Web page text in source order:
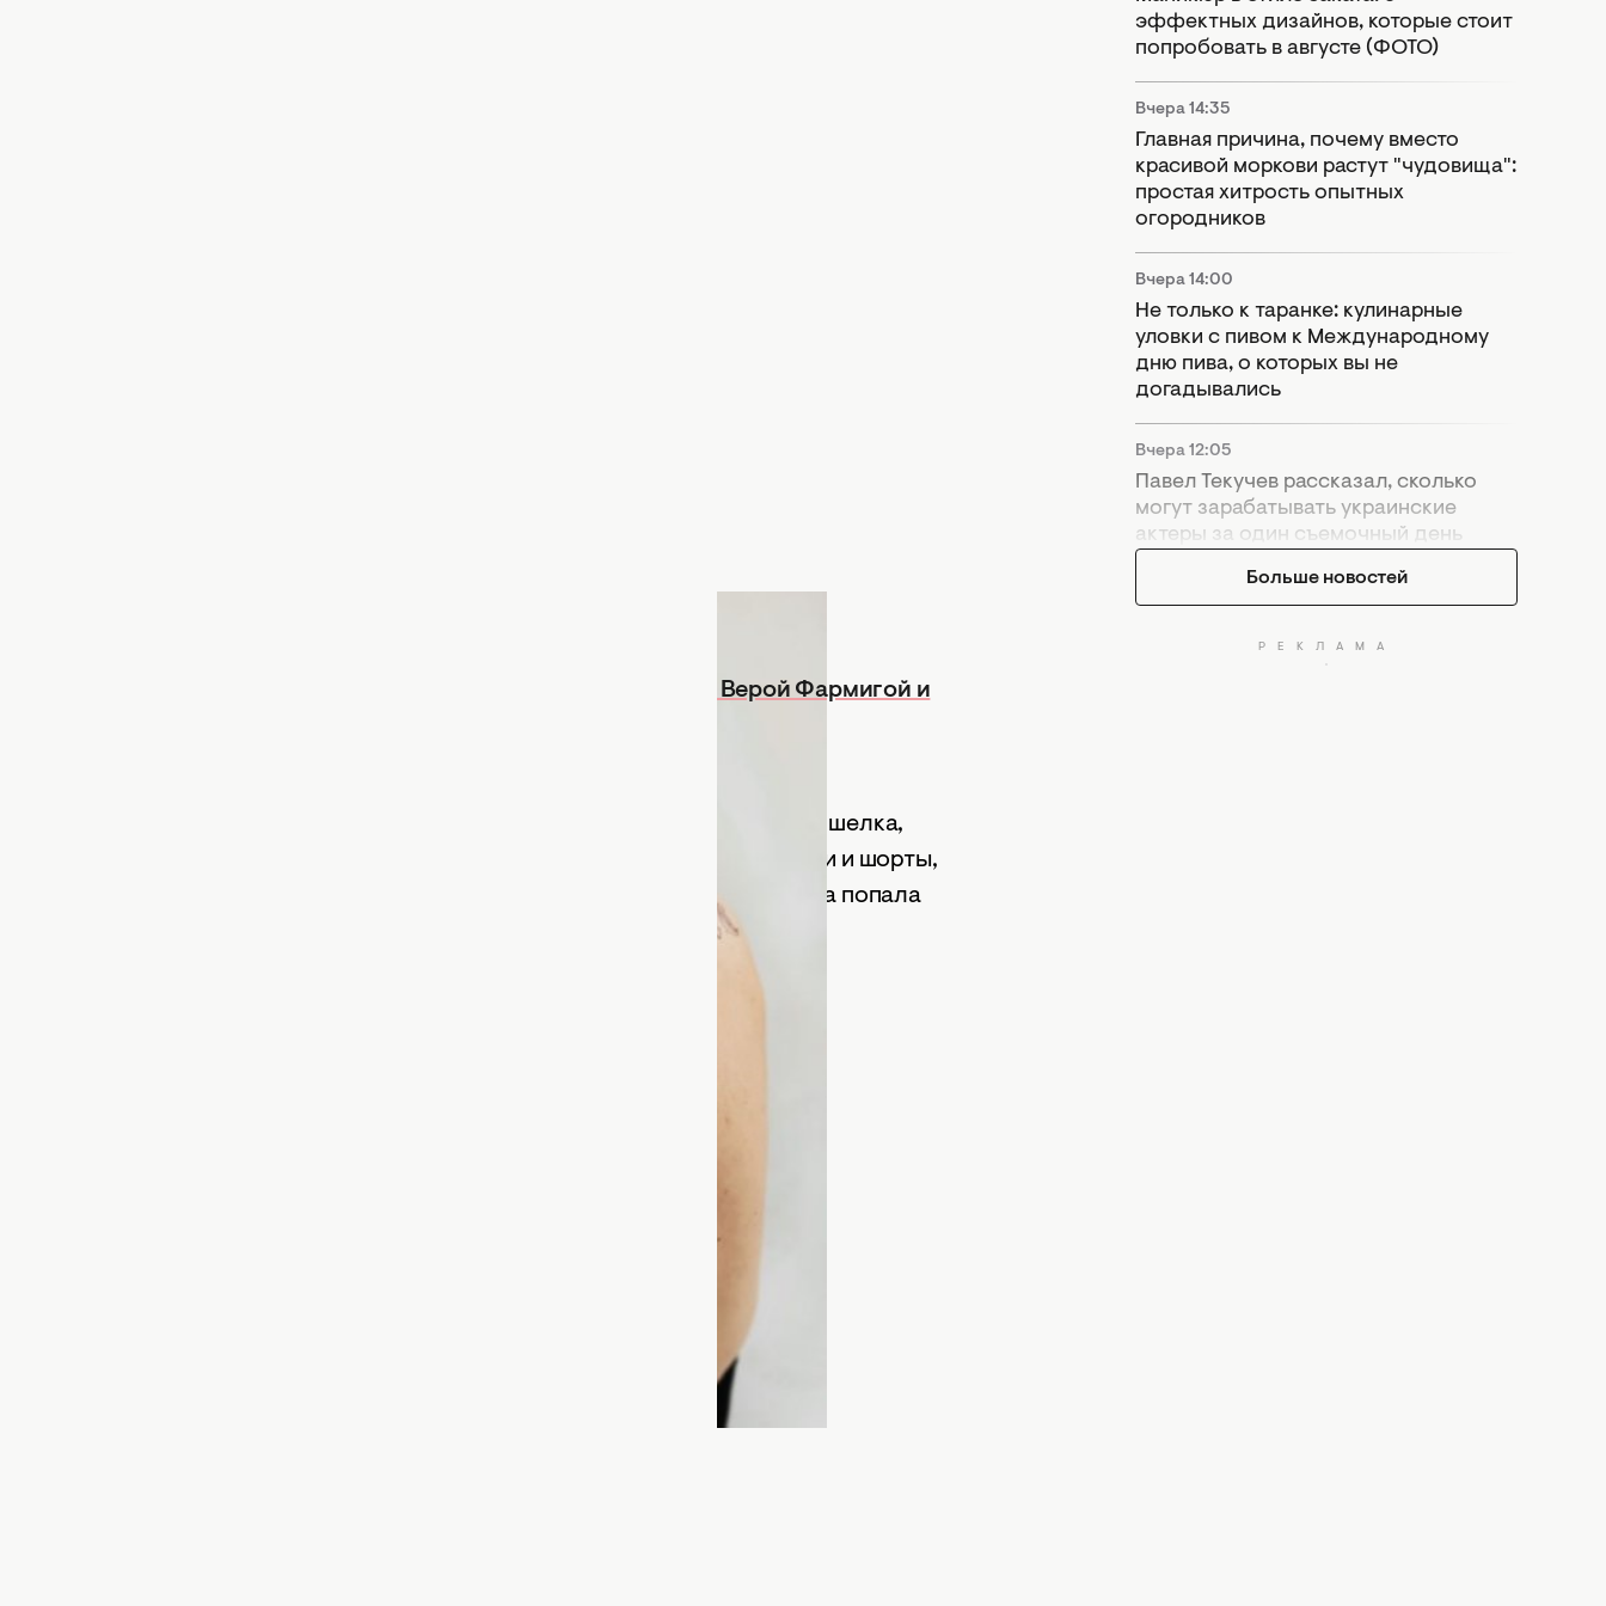
Тина Кароль надела платье, созданное Милой Йовович, Верой Фармигой и
переработанных дизайнером. В ней костюм из дикого черного шелка,
шелковые бандажи, блузки в азиатском стиле, а также рубашки и шорты,
сделанные из платков, чудом уцелевших в квартире Димы, куда попала
эффектных дизайнов, которые стоит
попробовать в августе (ФОТО)
Вчера 14:35
Главная причина, почему вместо
красивой моркови растут "чудовища":
простая хитрость опытных
огородников
Вчера 14:00
Не только к таранке: кулинарные
уловки с пивом к Международному
дню пива, о которых вы не
догадывались
Вчера 12:05
Павел Текучев рассказал, сколько
могут зарабатывать украинские
актеры за один съемочный день
Больше новостей